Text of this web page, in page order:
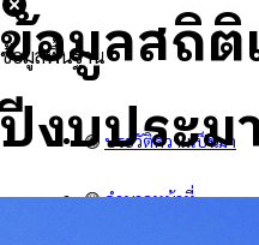
ข้อมูลพื้นฐาน
🟡 ประวัติความเป็นมา
🟡อำนาจหน้าที่
ข้อมูลสถิติ
ปีงบประ